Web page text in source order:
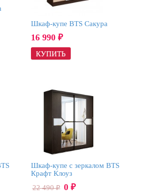
Шкаф-купе BTS Сакура
16 990 ₽
Шкаф-купе с зеркалом BTS
Крафт Клоуз
22 490₽ 0 ₽